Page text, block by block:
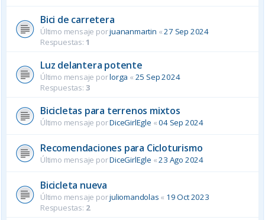
Bici de carretera
Último mensaje porjuananmartin «27 Sep 2024
Respuestas: 1
Luz delantera potente
Último mensaje porlorga « 25 Sep 2024
Respuestas: 3
Bicicletas para terrenos mixtos
Último mensaje porDiceGirlEgle «04 Sep 2024
Recomendaciones para Cicloturismo
Último mensaje porDiceGirlEgle «23 Ago 2024
Bicicleta nueva
Último mensaje porjuliomandolas « 19 Oct 2023
Respuestas: 2